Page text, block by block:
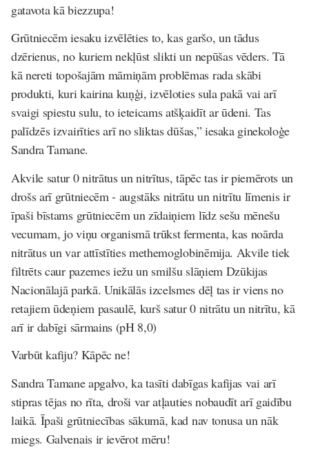
gatavota kā biezzupa!
Grūtniecēm iesaku izvēlēties to, kas garšo, un tādus
dzērienus, no kuriem nekļūst slikti un nepūšas vēders. Tā
kā nereti topošajām māmiņām problēmas rada skābi
produkti, kuri kairina kuņģi, izvēloties sula pakā vai arī
svaigi spiestu sulu, to ieteicams atšķaidīt ar ūdeni. Tas
palīdzēs izvairīties arī no sliktas dūšas,”iesaka ginekoloģe
Sandra Tamane.
Akvile satur 0 nitrātus un nitrītus, tāpēc tas ir piemērots un
drošs arī grūtniecēm - augstāks nitrātu un nitrītu līmenis ir
īpaši bīstams grūtniecēm un zīdaiņiem līdz sešu mēnešu
vecumam, jo viņu organismā trūkst fermenta, kas noārda
nitrātus un var attīstīties methemoglobinēmija. Akvile tiek
filtrēts caur pazemes iežu un smilšu slāņiem Dzūkijas
Nacionālajā parkā. Unikālās izcelsmes dēļ tas ir viens no
retajiem ūdeņiem pasaulē, kurš satur 0 nitrātu un nitrītu, kā
arī ir dabīgi sārmains (pH 8,0)
Varbūt kafiju? Kāpēc ne!
Sandra Tamaneapgalvo, ka tasīti dabīgas kafijas vai arī
stipras tējas no rīta, droši var atļauties nobaudīt arī gaidību
laikā. Īpaši grūtniecības sākumā, kad nav tonusa un nāk
miegs. Galvenais ir ievērot mēru!